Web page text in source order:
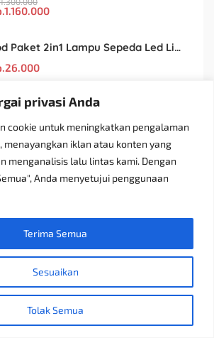
privasi Anda
cookie untuk meningkatkan pengalaman
menayangkan iklan atau konten yang
menganalisis lalu lintas kami. Dengan
Anda menyetujui penggunaan
Sesuaikan
Tolak Semua
Terima Semua
1.160.000
Cod Paket 2in1 Lampu Sepeda Led Light Depan Dan Belakang Rechargeable
26.000
29.000
Angel Mommy Dot Bayi Peristaltic S/M/L/X-Cut / Puting Lebar Buram 10pcs
3.822